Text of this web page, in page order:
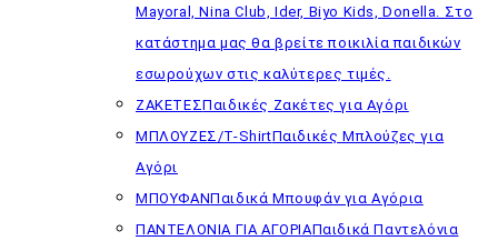
Mayoral, Nina Club, Ider, Biyo Kids, Donella. Στο
κατάστημα μας θα βρείτε ποικιλία παιδικών
εσωρούχων στις καλύτερες τιμές.
ΖΑΚΕΤΕΣΠαιδικές Ζακέτες για Αγόρι
ΜΠΛΟΥΖΕΣ/T-ShirtΠαιδικές Μπλούζες για
Αγόρι
ΜΠΟΥΦΑΝΠαιδικά Μπουφάν για Αγόρια
ΠΑΝΤΕΛΟΝΙΑ ΓΙΑ ΑΓΟΡΙΑΠαιδικά Παντελόνια